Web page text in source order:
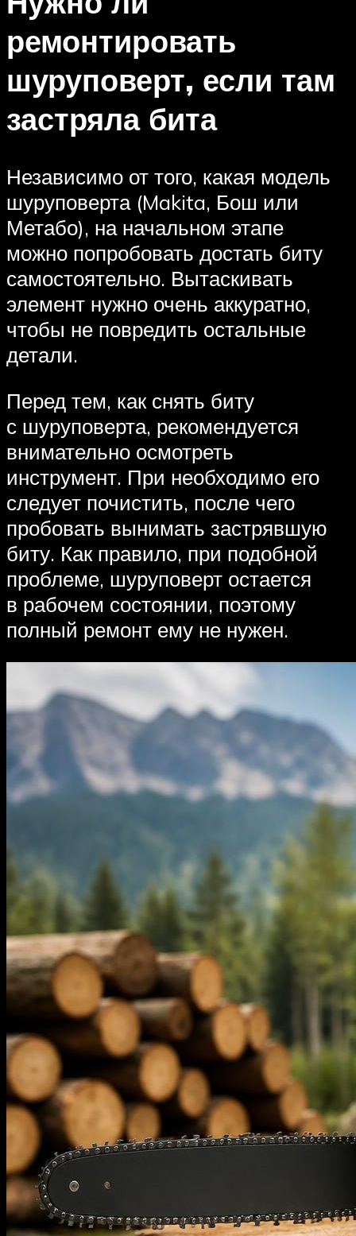
ремонтировать
шуруповерт, если там
застряла бита
Независимо от того, какая модель
шуруповерта (Makita, Бош или
Метабо), на начальном этапе
можно попробовать достать биту
самостоятельно. Вытаскивать
элемент нужно очень аккуратно,
чтобы не повредить остальные
детали.
Перед тем, как снять биту
с шуруповерта, рекомендуется
внимательно осмотреть
инструмент. При необходимо его
следует почистить, после чего
пробовать вынимать застрявшую
биту. Как правило, при подобной
проблеме, шуруповерт остается
в рабочем состоянии, поэтому
полный ремонт ему не нужен.